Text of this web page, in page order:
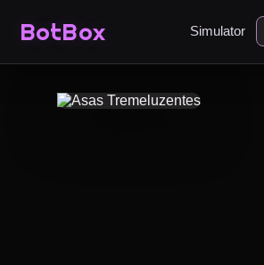
BotBox Simulator